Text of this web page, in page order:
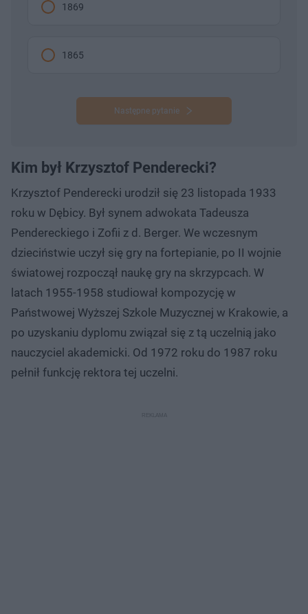
1869
1865
Następne pytanie
Kim był Krzysztof Penderecki?
Krzysztof Penderecki urodził się 23 listopada 1933
roku w Dębicy. Był synem adwokata Tadeusza
Pendereckiego i Zofii z d. Berger. We wczesnym
dzieciństwie uczył się gry na fortepianie, po II wojnie
światowej rozpoczął naukę gry na skrzypcach. W
latach 1955-1958 studiował kompozycję w
Państwowej Wyższej Szkole Muzycznej w Krakowie, a
po uzyskaniu dyplomu związał się z tą uczelnią jako
nauczyciel akademicki. Od 1972 roku do 1987 roku
pełnił funkcję rektora tej uczelni.